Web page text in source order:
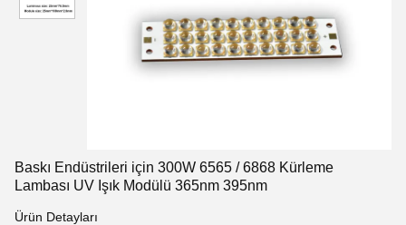
Baskı Endüstrileri için 300W 6565 / 6868 Kürleme
Lambası UV Işık Modülü 365nm 395nm
Ürün Detayları